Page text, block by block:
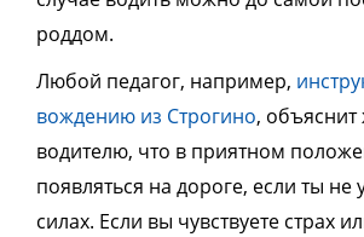
роддом.
Любой педагог, например,
вождению из Строгино,
водителю, что в приятном
появляться на дороге, если ты не
силах. Если вы чувствуете страх